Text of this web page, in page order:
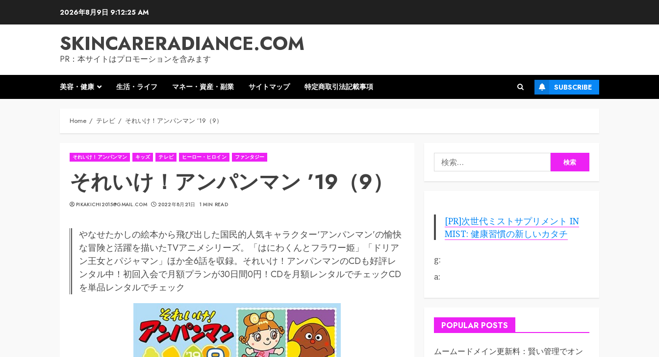
2026年8月9日 9:12:26 AM
SKINCARERADIANCE.COM
PR：本サイトはプロモーションを含みます
美容・健康 生活・ライフ マネー・資産・副業 サイトマップ 特定商取引法記載事項 SUBSCRIBE
Home テレビ それいけ！アンパンマン ’19（9）
それいけ！アンパンマン キッズ テレビ ヒーロー・ヒロイン ファンタジー
それいけ！アンパンマン ’19（9）
PIKAKICHI2015@GMAIL.COM 2022年8月21日 1 MIN READ
やなせたかしの絵本から飛び出した国民的人気キャラクター‘アンパンマン’の愉快
な冒険と活躍を描いたTVアニメシリーズ。「はにわくんとフラワー姫」「ドリア
ン王女とパジャマン」ほか全6話を収録。それいけ！アンパンマンのCDも好評レ
ンタル中！初回入会で月額プランが30日間0円！CDを月額レンタルでチェックCD
を単品レンタルでチェック
検
索:
[PR]次世代ミストサプリメント IN
MIST: 健康習慣の新しいカタチ
g:
a:
POPULAR POSTS
ムームードメイン更新料：賢い管理でオン